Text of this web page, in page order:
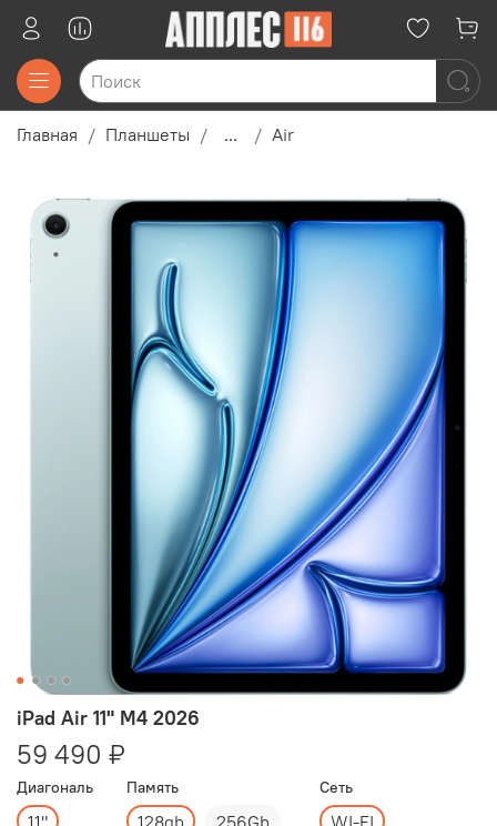
Главная Планшеты ... Air
iPad Air 11" M4 2026
59 490 ₽
Диагональ
11"
Память
128gb 256Gb
Сеть
WI-FI